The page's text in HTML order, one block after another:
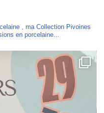
, ma Collection Pivoines
en porcelaine...